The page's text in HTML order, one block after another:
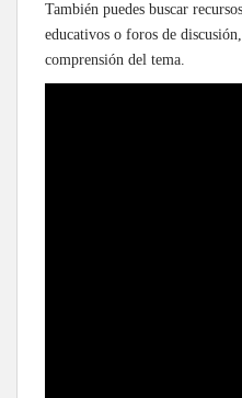
También puedes buscar
educativos o foros de
comprensión del tema.